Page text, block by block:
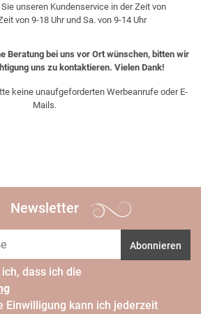
unseren Kundenservice in der Zeit von
von 9-18 Uhr und Sa. von 9-14 Uhr
Beratung bei uns vor Ort wünschen, bitten wir
uns zu kontaktieren. Vielen Dank!
keine unaufgeforderten Werbeanrufe oder E-
Mails.
Newsletter
Abonnieren
dass ich die
Einwilligung kann ich jederzeit